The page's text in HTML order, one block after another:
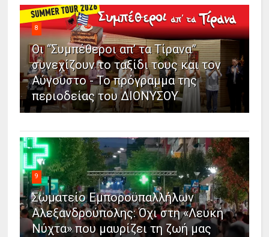
8
Οι “Συμπέθεροι απ’ τα Τίρανα”
συνεχίζουν το ταξίδι τους και τον
Αύγουστο - Το πρόγραμμα της
περιοδείας του ΔΙΟΝΥΣΟΥ
9
Σωματείο Εμποροϋπαλλήλων
Αλεξανδρούπολης: Όχι στη «Λευκή
Νύχτα» που μαυρίζει τη ζωή μας